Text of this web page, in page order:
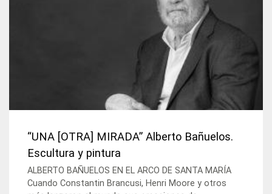
“UNA [OTRA] MIRADA” Alberto Bañuelos.
Escultura y pintura
ALBERTO BAÑUELOS EN EL ARCO DE SANTA MARÍA
Cuando Constantin Brancusi, Henri Moore y otros